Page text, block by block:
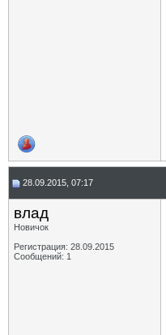
28.09.2015, 07:17
влад
Новичок
Регистрация: 28.09.2015
Сообщений: 1